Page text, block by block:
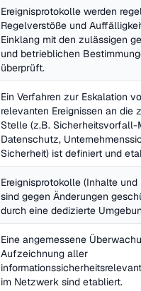
Ereignisprotokolle werden
Regelverstöße und
Einklang mit den zulässigen
und betrieblichen
überprüft.
Ein Verfahren zur Eskalation
relevanten Ereignissen an die
Stelle (z.B. Sicherheitsvorfall-
Datenschutz,
Sicherheit) ist definiert und
Ereignisprotokolle (Inhalte
sind gegen Änderungen
durch eine dedizierte
Eine angemessene
Aufzeichnung aller
im Netzwerk sind etabliert.